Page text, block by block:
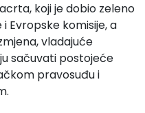
koji je dobio zeleno
Evropske komisije, a
vladajuće
sačuvati postojeće
pravosuđu i